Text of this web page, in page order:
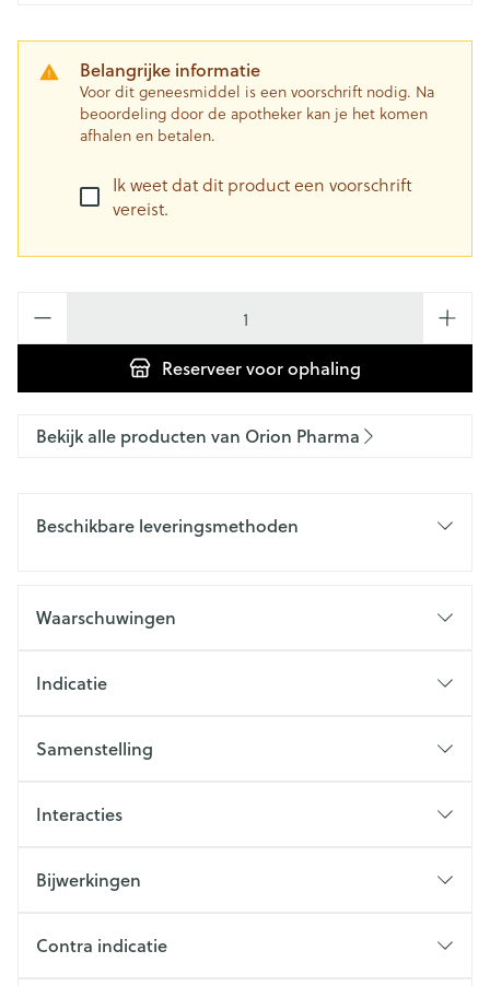
Belangrijke informatie
Voor dit geneesmiddel is een voorschrift nodig. Na
beoordeling door de apotheker kan je het komen
afhalen en betalen.
Ik weet dat dit product een voorschrift
vereist.
Reserveervoor ophaling
Bekijk alle producten van Orion Pharma
Beschikbare leveringsmethoden
Waarschuwingen
Indicatie
Samenstelling
Interacties
Bijwerkingen
Contra indicatie